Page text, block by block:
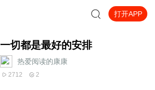
打开APP
一切都是最好的安排
热爱阅读的康康
2712 2